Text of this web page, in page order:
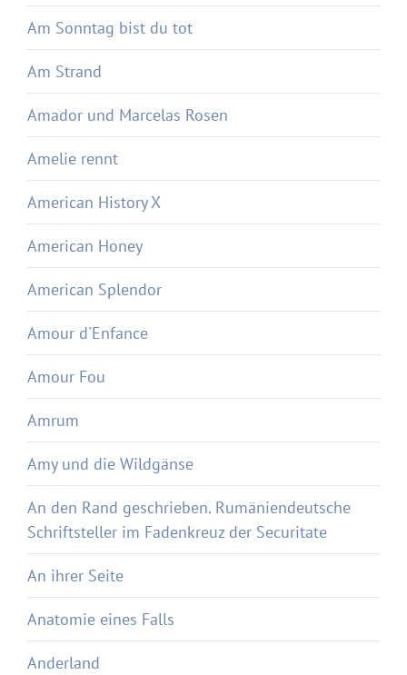
Am Sonntag bist du tot
Am Strand
Amador und Marcelas Rosen
Amelie rennt
American History X
American Honey
American Splendor
Amour d'Enfance
Amour Fou
Amrum
Amy und die Wildgänse
An den Rand geschrieben. Rumäniendeutsche
Schriftsteller im Fadenkreuz der Securitate
An ihrer Seite
Anatomie eines Falls
Anderland